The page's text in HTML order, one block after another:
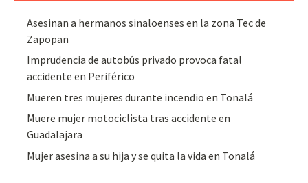
Asesinan a hermanos sinaloenses en la zona Tec de
Zapopan
Imprudencia de autobús privado provoca fatal
accidente en Periférico
Mueren tres mujeres durante incendio en Tonalá
Muere mujer motociclista tras accidente en
Guadalajara
Mujer asesina a su hija y se quita la vida en Tonalá